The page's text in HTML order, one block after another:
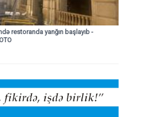
restoranda yanğın başlayıb -